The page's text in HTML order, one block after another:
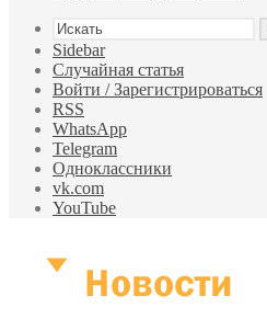
Sidebar
Случайная статья
Войти / Зарегистрироваться
RSS
WhatsApp
Telegram
Одноклассники
vk.com
YouTube